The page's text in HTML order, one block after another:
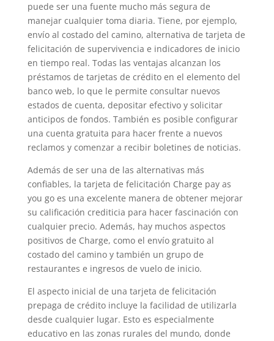
puede ser una fuente mucho más segura de
manejar cualquier toma diaria. Tiene, por ejemplo,
envío al costado del camino, alternativa de tarjeta de
felicitación de supervivencia e indicadores de inicio
en tiempo real. Todas las ventajas alcanzan los
préstamos de tarjetas de crédito en el elemento del
banco web, lo que le permite consultar nuevos
estados de cuenta, depositar efectivo y solicitar
anticipos de fondos. También es posible configurar
una cuenta gratuita para hacer frente a nuevos
reclamos y comenzar a recibir boletines de noticias.
Además de ser una de las alternativas más
confiables, la tarjeta de felicitación Charge pay as
you go es una excelente manera de obtener mejorar
su calificación crediticia para hacer fascinación con
cualquier precio. Además, hay muchos aspectos
positivos de Charge, como el envío gratuito al
costado del camino y también un grupo de
restaurantes e ingresos de vuelo de inicio.
El aspecto inicial de una tarjeta de felicitación
prepaga de crédito incluye la facilidad de utilizarla
desde cualquier lugar. Esto es especialmente
educativo en las zonas rurales del mundo, donde